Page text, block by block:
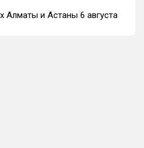
Алматы и Астаны 6 августа